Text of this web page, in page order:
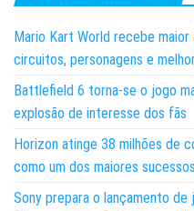
Mario Kart World recebe
circuitos, personagens e
Battlefield 6 torna-se o jogo
explosão de interesse dos fãs
Horizon atinge 38 milhões de
como um dos maiores
Sony prepara o lançamento